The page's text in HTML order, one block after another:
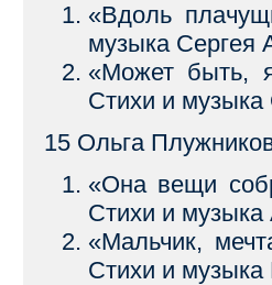
«Вдоль
музыка Сергея
«Может быть,
Стихи и
15 Ольга
«Она вещи
Стихи и музыка
«Мальчик,
Стихи и